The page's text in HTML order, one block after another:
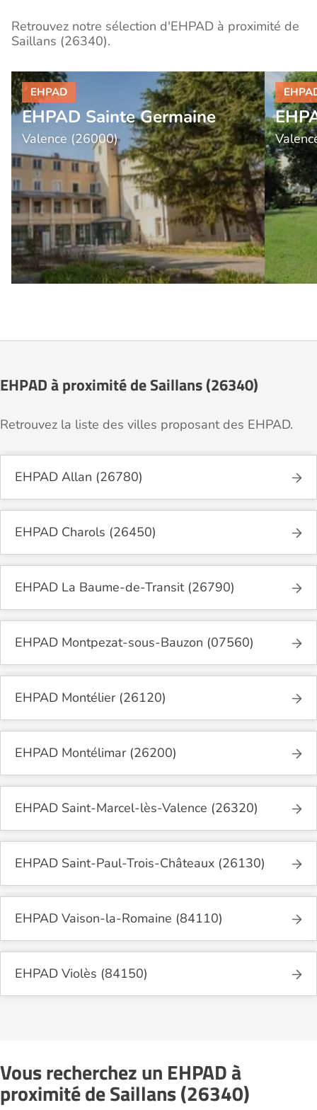
Retrouvez notre sélection d'EHPAD à proximité de
Saillans (26340).
EHPAD Sainte Germaine
Valence (26000)
EHPAD à proximité de Saillans (26340)
Retrouvez la liste des villes proposant des EHPAD.
EHPAD Allan (26780)
EHPAD Charols (26450)
EHPAD La Baume-de-Transit (26790)
EHPAD Montpezat-sous-Bauzon (07560)
EHPAD Montélier (26120)
EHPAD Montélimar (26200)
EHPAD Saint-Marcel-lès-Valence (26320)
EHPAD Saint-Paul-Trois-Châteaux (26130)
EHPAD Vaison-la-Romaine (84110)
EHPAD Violès (84150)
Vous recherchez un EHPAD à
proximité de Saillans (26340)